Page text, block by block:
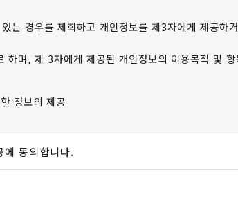
해 처벌 및 탈퇴처리 될 수 있습니다.
다음과 같이 개인정보관리책임자를 지정하고 있
- 개인정보 관리 책임자 : 지영신
당 조합 홈페이지 ‘공지사항’을 통하여 공지하겠
는 경우를 제회하고 개인정보를 제3자에게 제공하
며, 제 3자에게 제공된 개인정보의 이용목적 및
정보의 제공
동의합니다.